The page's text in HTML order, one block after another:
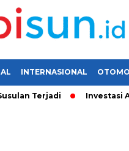
INTERNASIONAL
Investasi Aman